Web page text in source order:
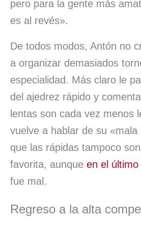
pero para la gente más
es al revés».
De todos modos, Antón no
a organizar demasiados
especialidad. Más claro le
del ajedrez rápido y
lentas son cada vez menos
vuelve a hablar de su
que las rápidas tampoco
favorita, aunque en el último
fue mal.
Regreso a la alta